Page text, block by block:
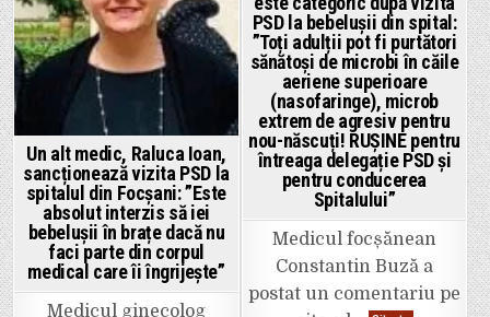
Oprișan,
n-
a
mai
fost
”călcat”
Control
al
Ministrului
Sănătății
din
anul
La
acea
vreme,
controlul
a
evidențiat
cu
bebeluși
în
incubatoare,
acolo
unde
securitatea
medicală
ar
trebui
să
fie
maximă.
Un alt medic, Raluca Ioan,
sancționează vizita PSD la
spitalul din Focșani: ”Este
absolut interzis să iei
bebelușii în brațe dacă nu
faci parte din corpul
medical care îi îngrijește”
Medicul ginecolog
PSD la bebelușii din spital:
”Toți adulții pot fi purtători
sănătoși de microbi în căile
aeriene superioare
(nasofaringe), microb
extrem de agresiv pentru
nou-născuți! RUȘINE pentru
întreaga delegație PSD și
pentru conducerea
Spitalului”
Medicul focșănean
Constantin Buză a
postat un comentariu pe